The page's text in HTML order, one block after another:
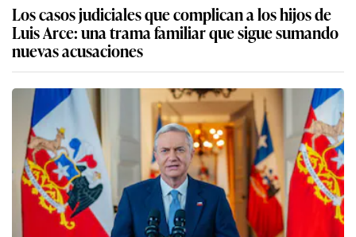
Los casos judiciales que complican a los hijos de
Luis Arce: una trama familiar que sigue sumando
nuevas acusaciones